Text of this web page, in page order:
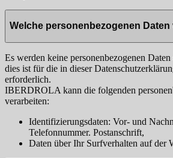
Welche personenbezogenen Daten
Es werden keine personenbezogenen Daten
dies ist für die in dieser
erforderlich.
IBERDROLA kann die folgenden
verarbeiten:
Identifizierungsdaten: Vor- und
Telefonnummer. Postanschrift,
Daten über Ihr Surfverhalten auf der